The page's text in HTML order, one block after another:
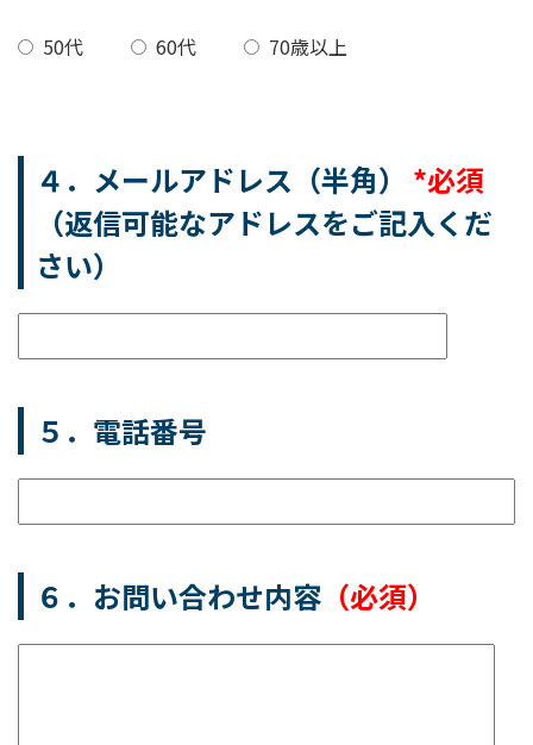
50代 60代 70歳以上
４．メールアドレス（半角）
*必須
（返信可能なアドレスをご記入くだ
さい）
５．電話番号
６．お問い合わせ内容 （必須）